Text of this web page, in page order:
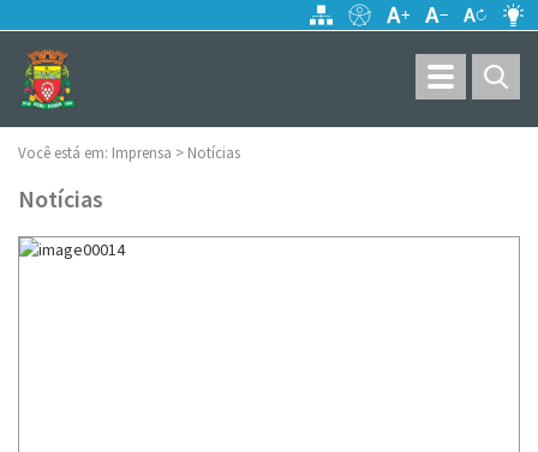
Toggle
navigation
Você está em: Imprensa > Notícias
Notícias